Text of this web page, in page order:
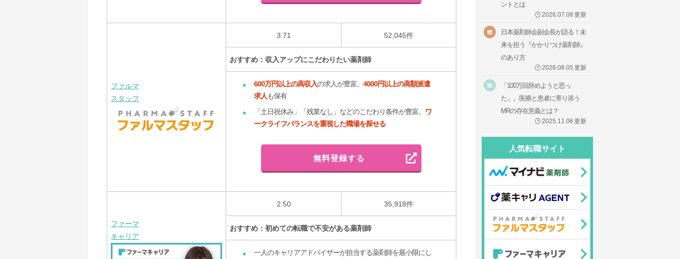
ファルマ
スタッフ
3.71 52,045件
おすすめ：収入アップにこだわりたい薬剤師
600万円以上の高収入の求人が豊富。4000円以上の高額派遣
求人も保有
「土日祝休み」「残業なし」などのこだわり条件が豊富。 ワ
ークライフバランスを重視した職場を探せる
無料登録する
ファーマ
キャリア
2.50 35,918件
おすすめ：初めての転職で不安がある薬剤師
一人のキャリアアドバイザーが担当する薬剤師を最小限にし
ントとは
🕒2026.07.08 更新
日本薬剤師会副会長が語る！未
来を担う『かかりつけ薬剤師』
のあり方
🕒2026.08.05 更新
「100万回辞めようと思っ
た」。医療と患者に寄り添う
MRの存在意義とは？
🕒 2025.11.06 更新
人気転職サイト